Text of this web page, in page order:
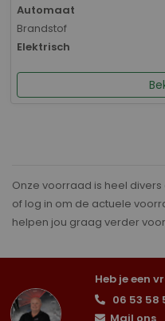
Automaat
Brandstof
Elektrisch
Onze voorraad is heel divers
of log in om de actuele
helpen jou graag verder
Heb je een
06 53 58